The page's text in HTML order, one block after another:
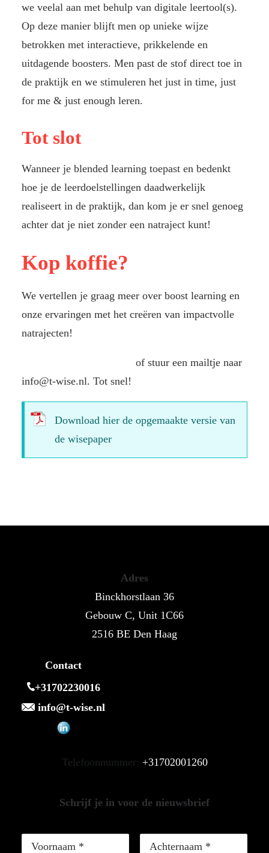
we veelal aan met behulp van digitale leertool(s).
Op deze manier blijft men op unieke wijze
betrokken met interactieve, prikkelende en
uitdagende boosters. Men past de stof direct toe in
de praktijk en we stimuleren het just in time, just
for me & just enough leren.
Tot slot
Wanneer je blended learning toepast en bedenkt
hoe je de leerdoelstellingen daadwerkelijk
realiseert in de praktijk, dan kom je er snel genoeg
achter dat je niet zonder een natraject kunt!
Kop koffie?
We vertellen je graag meer over boost learning en
onze ervaringen met het creëren van impactvolle
natrajecten!
of stuur een mailtje naar
info@t-wise.nl. Tot snel!
Download hier de opgemaakte versie van
de wisepaper
Adres
Binckhorstlaan 36
Gebouw C, Unit 1C66
2516 BE Den Haag
Contact
+31702230016
info@t-wise.nl
Telefoonnummer: +31702001260
Schrijf je in voor de nieuwsbrief